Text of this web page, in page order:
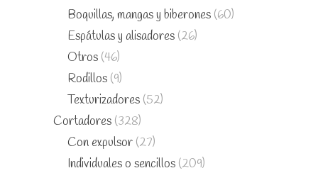
Boquillas, mangas y biberones (60)
Espátulas y alisadores (26)
Otros (46)
Rodillos (9)
Texturizadores (52)
Cortadores (328)
Con expulsor (27)
Individuales o sencillos (209)